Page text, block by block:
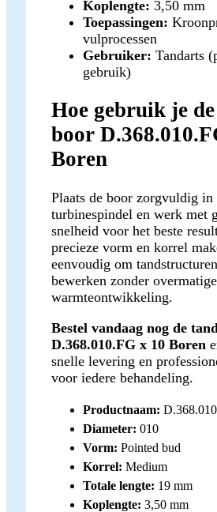
Koplengte: 3,50 mm
Toepassingen:
vulprocessen
Gebruiker: Tandarts
gebruik)
Hoe gebruik je
boor
Boren
Plaats de boor zorgvuldig in
turbinespindel en werk met
snelheid voor het beste
precieze vorm en korrel
eenvoudig om
bewerken zonder overmatige
warmteontwikkeling.
Bestel vandaag nog de
D.368.010.FG x 10 Boren
snelle levering en
voor iedere behandeling.
Productnaam:
Diameter: 010
Vorm: Pointed bud
Korrel: Medium
Totale lengte: 19 mm
Koplengte: 3,50 mm